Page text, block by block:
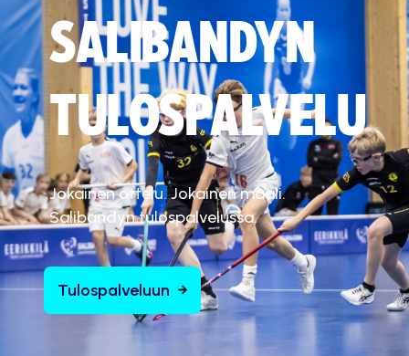
SALIBANDYN
TULOSPALVELU
Jokainen ottelu. Jokainen maali.
Salibandyn tulospalvelussa.
Tulospalveluun